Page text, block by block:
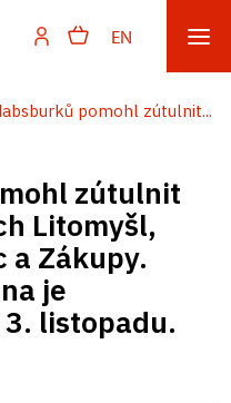
EN
pomohl zútulnit...
zútulnit
Litomyšl,
a Zákupy.
je
listopadu.